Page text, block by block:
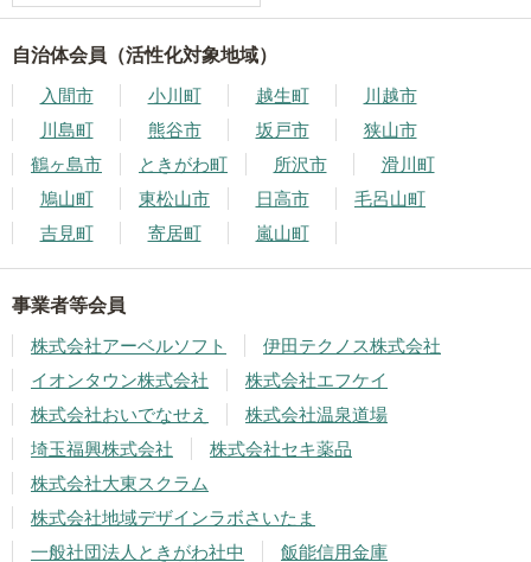
自治体会員（活性化対象地域）
入間市 小川町 越生町
川越市
川島町
熊谷市 坂戸市
狭山市
鶴ヶ島市
ときがわ町 所沢市
滑川町
鳩山町
東松山市 日高市
毛呂山町
吉見町
寄居町 嵐山町
事業者等会員
株式会社アーベルソフト
伊田テクノス株式会社
イオンタウン株式会社
株式会社エフケイ
株式会社おいでなせえ
株式会社温泉道場
埼玉福興株式会社
株式会社セキ薬品
株式会社大東スクラム
株式会社地域デザインラボさいたま
一般社団法人ときがわ社中
飯能信用金庫